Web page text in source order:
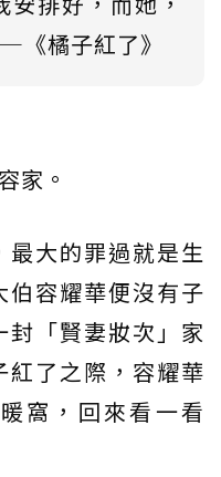
《橘子紅了》
家。
大的罪過就是生
容耀華便沒有子
「賢妻妝次」家
了之際，容耀華
窩，回來看一看